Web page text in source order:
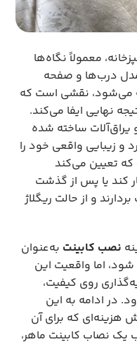
معمولاً نگاه‌ها
مدل درب‌ها و صفحه
می‌شود، نقشی است که
نهایی ایفا می‌کند.
یراق‌آلات ساخته شده
و زیبایی واقعی خود را
تعیین می‌کند
کند یا پس از گذشت
و از حالت ریگلاژ
نصب کابینت به‌عنوان
اما واقعیت این
روی کیفیت،
در ادامه به این
هزینه‌ای که برای آن
یک نصاب کابینت ماهر،